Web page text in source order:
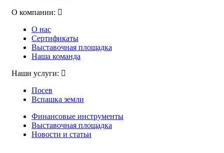
О компании:
О нас
Сертификаты
Выставочная площадка
Наша команда
Наши услуги:
Посев
Вспашка земли
Финансовые инструменты
Выставочная площадка
Новости и статьи